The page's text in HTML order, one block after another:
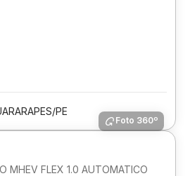
PE
Foto 360º
MHEV FLEX 1.0 AUTOMATICO